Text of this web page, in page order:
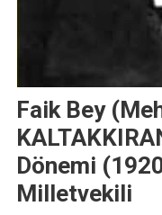
Faik Bey
Dönemi
Milletvekili